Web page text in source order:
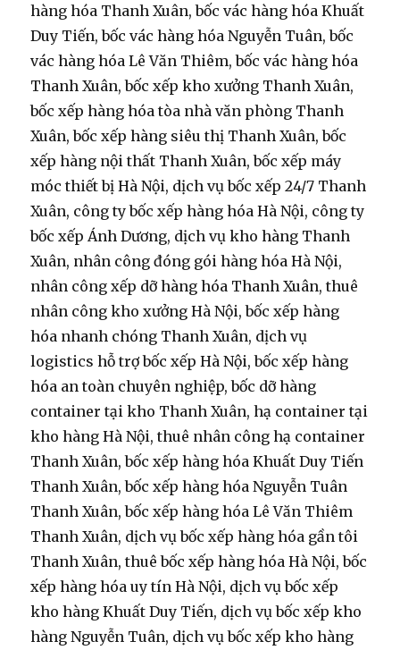
hàng hóa Thanh Xuân, bốc vác hàng hóa Khuất
Duy Tiến, bốc vác hàng hóa Nguyễn Tuân, bốc
vác hàng hóa Lê Văn Thiêm, bốc vác hàng hóa
Thanh Xuân, bốc xếp kho xưởng Thanh Xuân,
bốc xếp hàng hóa tòa nhà văn phòng Thanh
Xuân, bốc xếp hàng siêu thị Thanh Xuân, bốc
xếp hàng nội thất Thanh Xuân, bốc xếp máy
móc thiết bị Hà Nội, dịch vụ bốc xếp 24/7 Thanh
Xuân, công ty bốc xếp hàng hóa Hà Nội, công ty
bốc xếp Ánh Dương, dịch vụ kho hàng Thanh
Xuân, nhân công đóng gói hàng hóa Hà Nội,
nhân công xếp dỡ hàng hóa Thanh Xuân, thuê
nhân công kho xưởng Hà Nội, bốc xếp hàng
hóa nhanh chóng Thanh Xuân, dịch vụ
logistics hỗ trợ bốc xếp Hà Nội, bốc xếp hàng
hóa an toàn chuyên nghiệp, bốc dỡ hàng
container tại kho Thanh Xuân, hạ container tại
kho hàng Hà Nội, thuê nhân công hạ container
Thanh Xuân, bốc xếp hàng hóa Khuất Duy Tiến
Thanh Xuân, bốc xếp hàng hóa Nguyễn Tuân
Thanh Xuân, bốc xếp hàng hóa Lê Văn Thiêm
Thanh Xuân, dịch vụ bốc xếp hàng hóa gần tôi
Thanh Xuân, thuê bốc xếp hàng hóa Hà Nội, bốc
xếp hàng hóa uy tín Hà Nội, dịch vụ bốc xếp
kho hàng Khuất Duy Tiến, dịch vụ bốc xếp kho
hàng Nguyễn Tuân, dịch vụ bốc xếp kho hàng